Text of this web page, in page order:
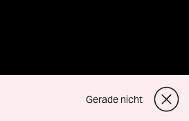
Gerade nicht